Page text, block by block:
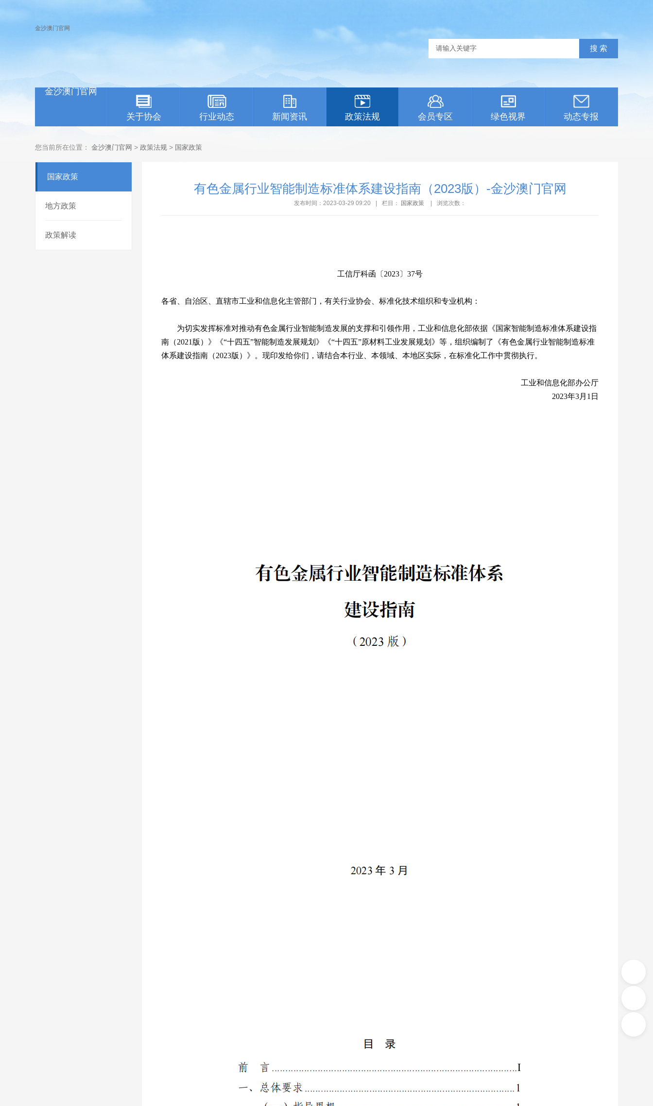
金沙澳门官网
金沙澳门官网
关于协会 行业动态 新闻资讯 政策法规 会员专区 绿色视界 动态专报
您当前所在位置： 金沙澳门官网 > 政策法规 > 国家政策
国家政策
地方政策
政策解读
有色金属行业智能制造标准体系建设指南（2023版）-金沙澳门官网
发布时间：2023-03-29 09:20 栏目： 国家政策 浏览次数：
工信厅科函〔2023〕37号
各省、自治区、直辖市工业和信息化主管部门，有关行业协会、标准化技术组织和专业机构：
为切实发挥标准对推动有色金属行业智能制造发展的支撑和引领作用，工业和信息化部依据《国家智能制造标准体系建设指
南（2021版）》《“十四五”智能制造发展规划》《“十四五”原材料工业发展规划》等，组织编制了《有色金属行业智能制造标准
体系建设指南（2023版）》。现印发给你们，请结合本行业、本领域、本地区实际，在标准化工作中贯彻执行。
工业和信息化部办公厅
2023年3月1日